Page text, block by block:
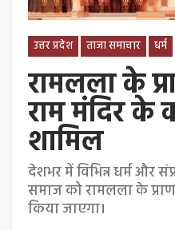
उत्तर प्रदेश ताजा समाचार धर्म
रामलला के
राम मंदिर के
शामिल
देशभर में विभिन्न धर्म और
समाज को रामलला के प्राण
किया जाएगा।